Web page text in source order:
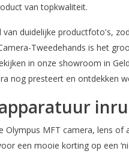
van topkwaliteit.
van duidelijke productfoto's,
Tweedehands is het
in onze showroom in
nog presteert en ontdekken
Olympus MFT camera, lens of
een mooie korting op een